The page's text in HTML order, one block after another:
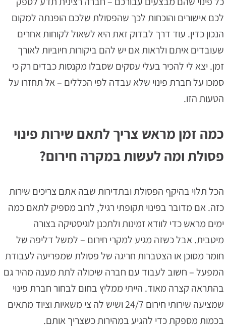
לכם אישורים והוכחות לכך שהפסולת שלכם הופנתה למקום
הנכון כדין. עוד דרך לבדוק זאת היא לשאול לקוחות אחרים
שעובדים איתם ולראות אם יש להם ביקורות חיוביות לאורך
זמן. יצא לי להכיר בעלי עסקים שסבלו מקנסות כבדים רק כי
סמכו על חברת פינוי שלא עבדה לפי הכללים – אל תחזרו על
הטעות הזו.
כמה זמן מראש צריך לתאם שירות פינוי
פסולת ומה לעשות במקרה חירום?
הכל תלוי בהיקף הפסולת ובתדירות שבה אתם צריכים שירות
כזה. אם מדובר בפינוי תקופתי רגיל, לרוב מספיק לתאם כמה
ימים מראש כדי לוודא זמינות ולתכנן לוגיסטיקה בצורה
מיטבית. אבל כשזה מגיע למקרי חירום – למשל דליפה של
חומר מסוכן או הצטברות חריגה של פסולת שמפריעה לעבודת
המפעל – חשוב לעבוד עם חברה שיכולה לתת מענה מהיר גם
בהתראה קצרה מאוד. הייתי ממליץ בחום לבחור חברת פינוי
שמציעה שירותי חירום 24/7 ושיש לה צי משאיות וציוד מתאים
בכמות מספקת כדי להגיע במהירות כשצריך אותם.